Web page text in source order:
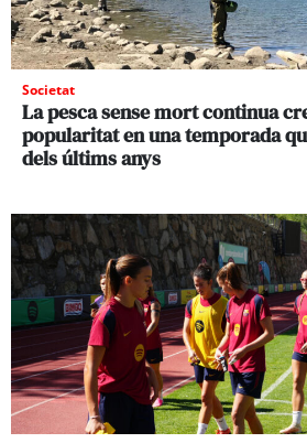
Societat
La pesca sense mort continua
popularitat en una temporada
dels últims anys